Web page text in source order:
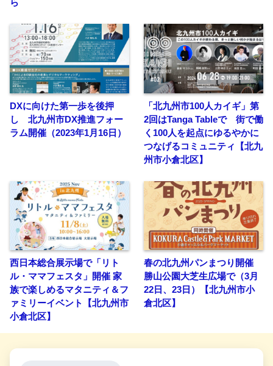
ら
DXに向けた第一歩を後押
し 北九州市DX推進フォー
ラム開催（2023年1月16日）
「北九州市100人カイギ」第
2回はTanga Tableで 街で働
く100人を起点にゆるやかに
つなげるコミュニティ【北九
州市小倉北区】
西日本総合展示場で「リト
ル・ママフェスタ」開催 家
族で楽しめるマタニティ＆フ
ァミリーイベント【北九州市
小倉北区】
春の北九州パンまつり開催
勝山公園大芝生広場で（3月
22日、23日）【北九州市小
倉北区】